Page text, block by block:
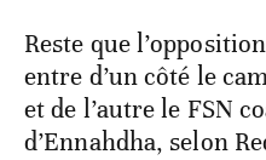
Reste que
entre d’un côté le
et de l’autre le FSN
d’Ennahdha, selon